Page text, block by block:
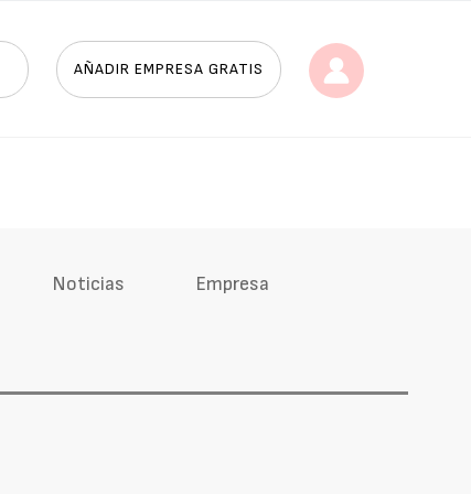
AÑADIR EMPRESA GRATIS
Noticias Empresa